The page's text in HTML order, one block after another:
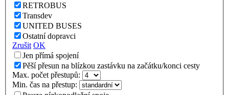
RETROBUS
Transdev
UNITED BUSES
Ostatní dopravci
Zrušit OK
Jen přímá spojení
Pěší přesun na blízkou zastávku na začátku/konci cesty
Max. počet přestupů:
Min. čas na přestup: